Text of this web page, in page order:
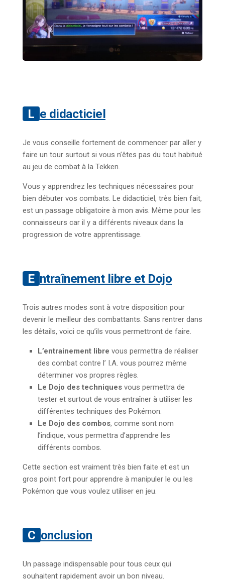
Le didacticiel
Je vous conseille fortement de commencer par aller y
faire un tour surtout si vous n’êtes pas du tout habitué
au jeu de combat à la Tekken.
Vous y apprendrez les techniques nécessaires pour
bien débuter vos combats. Le didacticiel, très bien fait,
est un passage obligatoire à mon avis. Même pour les
connaisseurs car il y a différents niveaux dans la
progression de votre apprentissage.
Entraînement libre et Dojo
Trois autres modes sont à votre disposition pour
devenir le meilleur des combattants. Sans rentrer dans
les détails, voici ce qu’ils vous permettront de faire.
L’entrainement libre vous permettra de réaliser
des combat contre l’ I.A. vous pourrez même
déterminer vos propres règles.
Le Dojo des techniques vous permettra de
tester et surtout de vous entraîner à utiliser les
différentes techniques des Pokémon.
Le Dojo des combos, comme sont nom
l’indique, vous permettra d’apprendre les
différents combos.
Cette section est vraiment très bien faite et est un
gros point fort pour apprendre à manipuler le ou les
Pokémon que vous voulez utiliser en jeu.
Conclusion
Un passage indispensable pour tous ceux qui
souhaitent rapidement avoir un bon niveau.